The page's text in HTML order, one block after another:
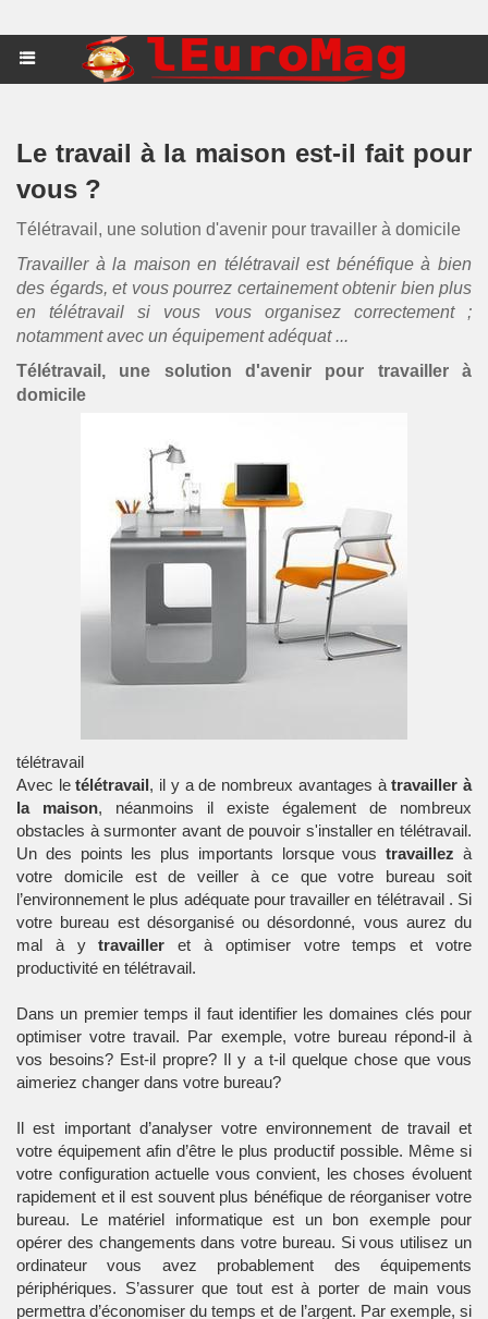
Le travail à la maison est-il fait pour
vous ?
Télétravail, une solution d'avenir pour travailler à domicile
Travailler à la maison en télétravail est bénéfique à bien
des égards, et vous pourrez certainement obtenir bien plus
en télétravail si vous vous organisez correctement ;
notamment avec un équipement adéquat ...
Télétravail, une solution d'avenir pour travailler à
domicile
télétravail
Avec letélétravail, il y a de nombreux avantages àtravailler à
la maison, néanmoins il existe également de nombreux
obstacles à surmonter avant de pouvoir s'installer en télétravail.
Un des points les plus importants lorsque voustravaillez à
votre domicile est de veiller à ce que votre bureau soit
l’environnement le plus adéquate pour travailler en télétravail . Si
votre bureau est désorganisé ou désordonné, vous aurez du
mal à ytravailler et à optimiser votre temps et votre
productivité en télétravail.
Dans un premier temps il faut identifier les domaines clés pour
optimiser votre travail. Par exemple, votre bureau répond-il à
vos besoins? Est-il propre? Il y a t-il quelque chose que vous
aimeriez changer dans votre bureau?
Il est important d’analyser votre environnement de travail et
votre équipement afin d’être le plus productif possible. Même si
votre configuration actuelle vous convient, les choses évoluent
rapidement et il est souvent plus bénéfique de réorganiser votre
bureau. Le matériel informatique est un bon exemple pour
opérer des changements dans votre bureau. Si vous utilisez un
ordinateur vous avez probablement des équipements
périphériques. S’assurer que tout est à porter de main vous
permettra d’économiser du temps et de l’argent. Par exemple, si